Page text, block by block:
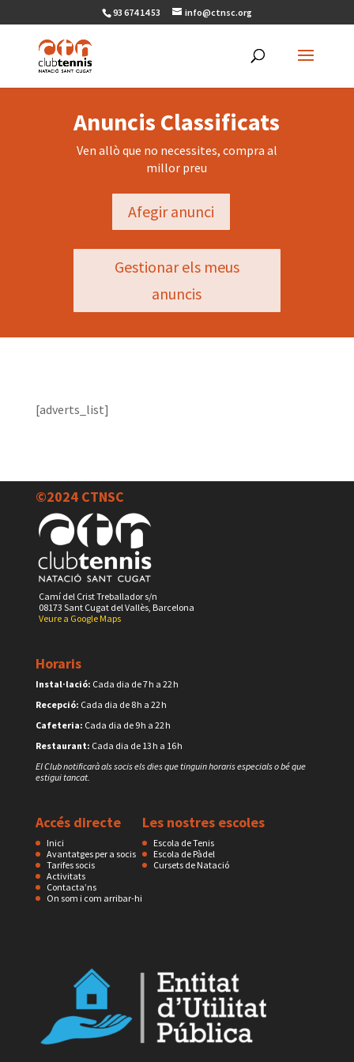
93 674 14 53 info@ctnsc.org
Anuncis Classificats
Ven allò que no necessites, compra al
millor preu
Afegir anunci
Gestionar els meus
anuncis
[adverts_list]
©2024 CTNSC
Camí del Crist Treballador s/n
08173 Sant Cugat del Vallès, Barcelona
Veure a Google Maps
Horaris
Instal·lació: Cada dia de 7 h a 22 h
Recepció: Cada dia de 8 h a 22 h
Cafeteria: Cada dia de 9 h a 22 h
Restaurant: Cada dia de 13 h a 16 h
El Club notificarà als socis els dies que tinguin horaris especials o bé que
estigui tancat.
Accés directe
Inici
Avantatges per a socis
Tarifes socis
Activitats
Contacta’ns
On som i com arribar-hi
Les nostres escoles
Escola de Tenis
Escola de Pàdel
Cursets de Natació